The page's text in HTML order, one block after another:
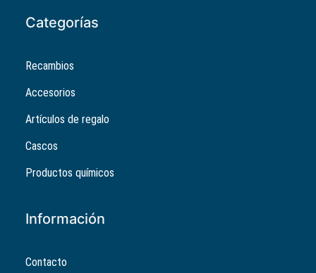
Categorías
Recambios
Accesorios
Artículos de regalo
Cascos
Productos químicos
Información
Contacto